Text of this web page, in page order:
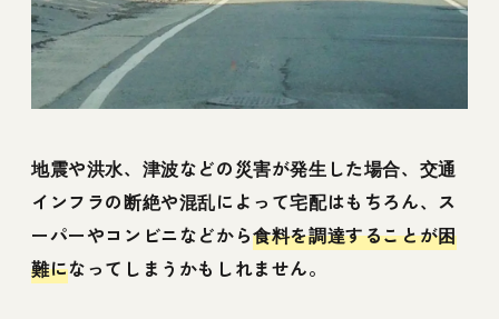
地震や洪水、津波などの災害が発生した場合、交通
インフラの断絶や混乱によって宅配はもちろん、ス
ーパーやコンビニなどから食料を調達することが困
難になってしまうかもしれません。